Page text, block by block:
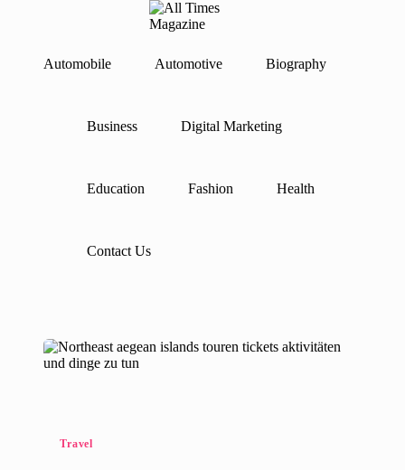
A
Ti
a
in
Gather
To-
Around
Automobile Automotive Biography
Business Digital Marketing
Education Fashion Health
Contact Us
Posted
Travel